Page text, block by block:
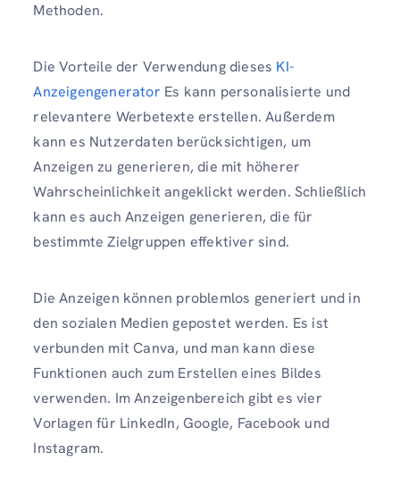
Methoden.
Die Vorteile der Verwendung dieses KI-
Anzeigengenerator Es kann personalisierte und
relevantere Werbetexte erstellen. Außerdem
kann es Nutzerdaten berücksichtigen, um
Anzeigen zu generieren, die mit höherer
Wahrscheinlichkeit angeklickt werden. Schließlich
kann es auch Anzeigen generieren, die für
bestimmte Zielgruppen effektiver sind.
Die Anzeigen können problemlos generiert und in
den sozialen Medien gepostet werden. Es ist
verbunden mit Canva, und man kann diese
Funktionen auch zum Erstellen eines Bildes
verwenden. Im Anzeigenbereich gibt es vier
Vorlagen für LinkedIn, Google, Facebook und
Instagram.